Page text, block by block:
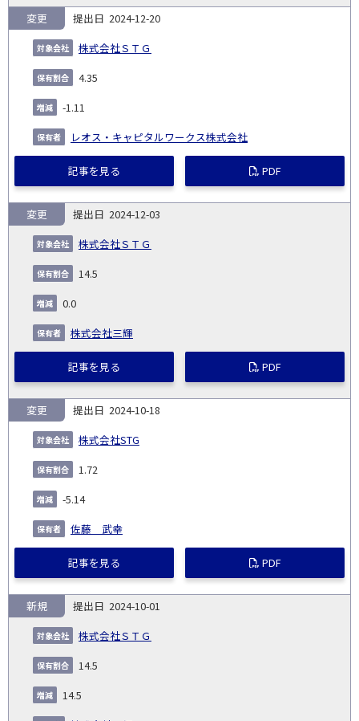
2024-12-20
株式会社ＳＴＧ
変更
4.35
-1.11
レオス・キャピタルワークス株式会社
記事を見る PDF
2024-12-03
株式会社ＳＴＧ
変更
14.5
0.0
株式会社三輝
記事を見る PDF
2024-10-18
株式会社STG
変更
1.72
-5.14
佐藤 武幸
記事を見る PDF
2024-10-01
株式会社ＳＴＧ
新規
14.5
14.5